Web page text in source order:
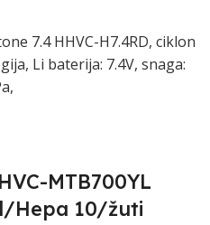
7.4 HHVC-H7.4RD, ciklon
Li baterija: 7.4V, snaga:
MTB700YL
Hepa 10/žuti